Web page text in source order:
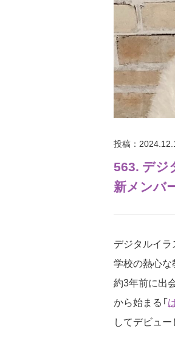
投稿：
563. デジ
新メンバ
デジタルイ
学校の熱心な
約3年前に出
から始まる「
してデビュ